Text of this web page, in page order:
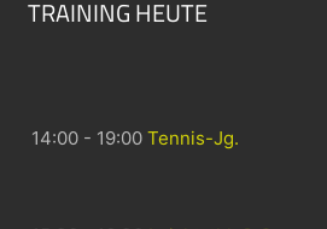
TRAINING HEUTE
14:00 - 19:00 Tennis-Jg.